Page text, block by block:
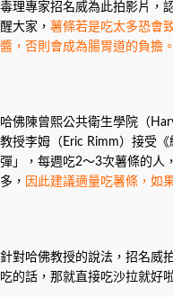
毒理專家招名威為此拍影片，
醒大家， 薯條若是吃太多恐會
醬，否則會成為腸胃道的負擔。
哈佛陳曾熙公共衛生學院（
教授李姆（Eric Rimm）接受
彈」，每週吃2～3次薯條的人
多， 因此建議適量吃薯條，如
針對哈佛教授的說法，招名威
吃的話，那就直接吃沙拉就好